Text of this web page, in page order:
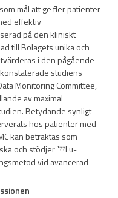
mål att ge fler patienter
effektiv
på den kliniskt
till Bolagets unika och
i den pågående
studiens
Monitoring Committee,
av maximal
Betydande synligt
hos patienter med
kan betraktas som
och stödjer ¹⁷⁷Lu-
vid avancerad